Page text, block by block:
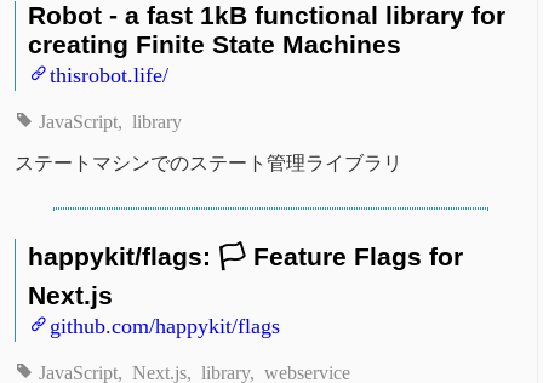
Robot - a fast 1kB functional library for
creating Finite State Machines
thisrobot.life/
JavaScript library
ステートマシンでのステート管理ライブラリ
happykit/flags: 🏳 Feature Flags for
Next.js
github.com/happykit/flags
JavaScript Next.js library webservice